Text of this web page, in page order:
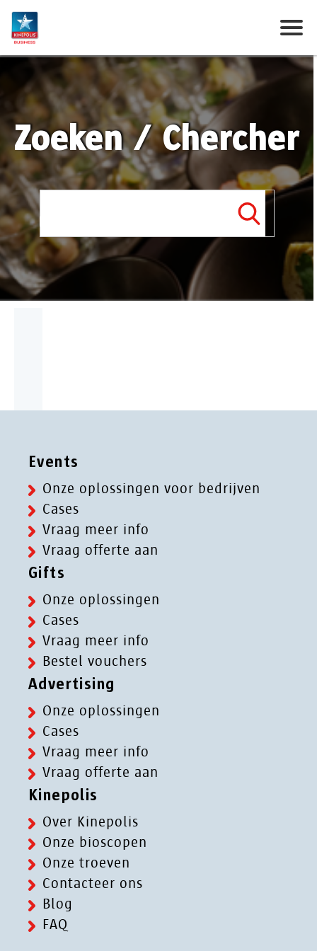
Zoeken / Chercher
Events
Onze oplossingen voor bedrijven
Cases
Vraag meer info
Vraag offerte aan
Gifts
Onze oplossingen
Cases
Vraag meer info
Bestel vouchers
Advertising
Onze oplossingen
Cases
Vraag meer info
Vraag offerte aan
Kinepolis
Over Kinepolis
Onze bioscopen
Onze troeven
Contacteer ons
Blog
FAQ